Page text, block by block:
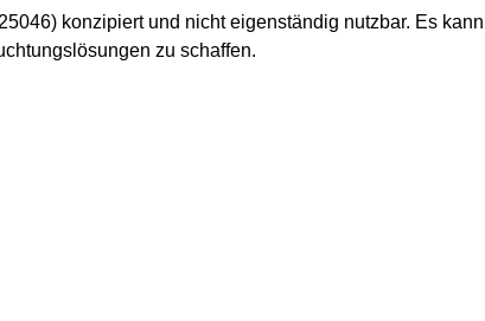
konzipiert und nicht eigenständig nutzbar. Es
zu schaffen.